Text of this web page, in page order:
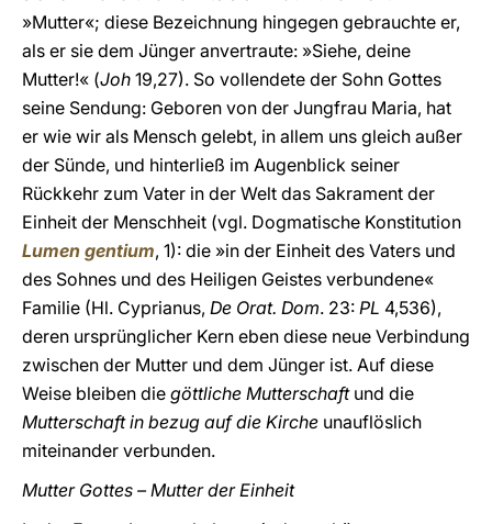
»Mutter«; diese Bezeichnung hingegen gebrauchte er,
als er sie dem Jünger anvertraute: »Siehe, deine
Mutter!« (Joh 19,27). So vollendete der Sohn Gottes
seine Sendung: Geboren von der Jungfrau Maria, hat
er wie wir als Mensch gelebt, in allem uns gleich außer
der Sünde, und hinterließ im Augenblick seiner
Rückkehr zum Vater in der Welt das Sakrament der
Einheit der Menschheit (vgl. Dogmatische Konstitution
Lumen gentium, 1): die »in der Einheit des Vaters und
des Sohnes und des Heiligen Geistes verbundene«
Familie (Hl. Cyprianus, De Orat. Dom. 23: PL 4,536),
deren ursprünglicher Kern eben diese neue Verbindung
zwischen der Mutter und dem Jünger ist. Auf diese
Weise bleiben die göttliche Mutterschaftund die
Mutterschaft in bezug auf die Kirche unauflöslich
miteinander verbunden.
Mutter Gottes – Mutter der Einheit